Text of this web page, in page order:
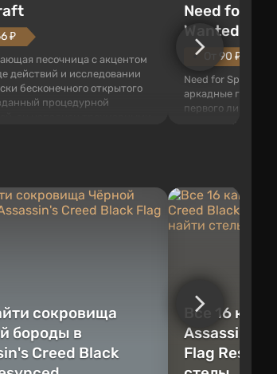
₽
песочница с акцентом
действий и исследовании
бесконечного открытого
процедурной
по...
Need for
Wanted
От 90 ₽
Need for Speed:
аркадные гонки с
первого лица. В
нарушите
сокровища
бороды в
Creed Black
Все 16
Assassin's
Flag